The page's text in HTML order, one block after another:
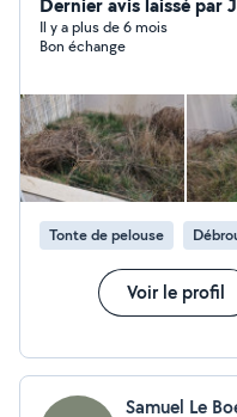
Il y a plus de 6 mois
Bon échange
Tonte de pelouse
Voir le profil
Samuel Le